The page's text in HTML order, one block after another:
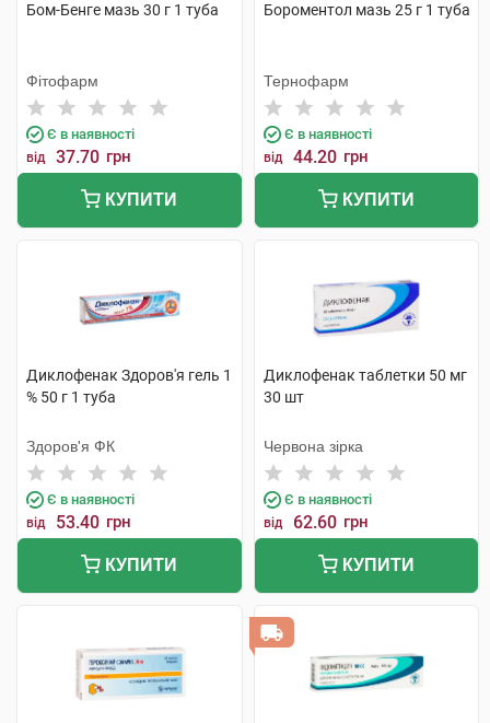
Бом-Бенге мазь 30 г 1 туба
Фітофарм
Є в наявності
від 37.70 грн
КУПИТИ
Бороментол мазь 25 г 1 туба
Тернофарм
Є в наявності
від 44.20 грн
КУПИТИ
Диклофенак Здоров'я гель 1
% 50 г 1 туба
Здоров'я ФК
Є в наявності
від 53.40 грн
КУПИТИ
Диклофенак таблетки 50 мг
30 шт
Червона зірка
Є в наявності
від 62.60 грн
КУПИТИ